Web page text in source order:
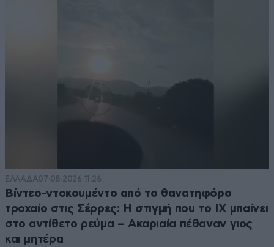
ΕΛΛΑΔΑ07·08·2026 11:26
Βίντεο-ντοκουμέντο από το θανατηφόρο
τροχαίο στις Σέρρες: Η στιγμή που το ΙΧ μπαίνει
στο αντίθετο ρεύμα – Ακαριαία πέθαναν γιος
και μητέρα